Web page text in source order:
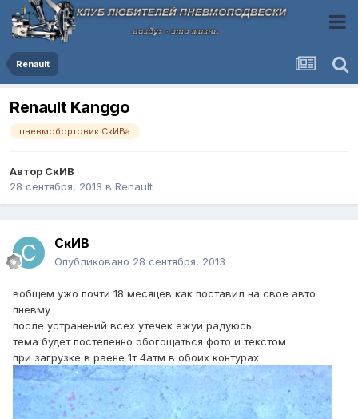
Renault
Renault Kanggo
пневмобортовик СкИВа
Автор СкИВ
28 сентября, 2013 в Renault
СкИВ
Опубликовано 28 сентября, 2013
вобщем ужо почти 18 месяцев как поставил на свое авто
пневму
после устранений всех утечек ежуи радуюсь
тема будет постепенно обогощаться фото и текстом
при загрузке в раене 1т 4атм в обоих контурах